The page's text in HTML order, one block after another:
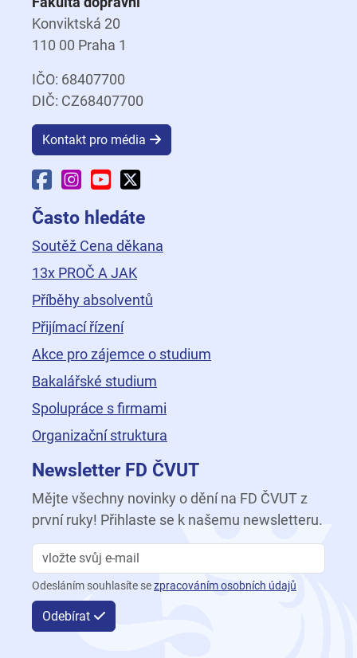
Konviktská 20
110 00 Praha 1
IČO: 68407700
DIČ: CZ68407700
Kontakt pro média
Facebook Fakulty dopravní
Instagram Fakulty dopravní
YouTube Fakulty dopravní
Často hledáte
Soutěž Cena děkana
13x PROČ A JAK
Příběhy absolventů
Přijímací řízení
Akce pro zájemce o studium
Bakalářské studium
Spolupráce s firmami
Organizační struktura
Newsletter FD ČVUT
Mějte všechny novinky o dění na FD ČVUT z
první ruky! Přihlaste se k našemu newsletteru.
Odesláním souhlasíte sezpracováním osobních údajů
Odebírat